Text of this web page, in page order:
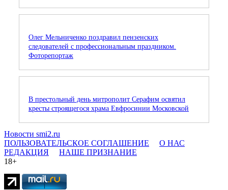
Олег Мельниченко поздравил пензенских
следователей с профессиональным праздником.
Фоторепортаж
В престольный день митрополит Серафим освятил
кресты строящегося храма Евфросинии Московской
Новости smi2.ru
ПОЛЬЗОВАТЕЛЬСКОЕ СОГЛАШЕНИЕ
О НАС
РЕДАКЦИЯ
НАШЕ ПРИЗНАНИЕ
18+